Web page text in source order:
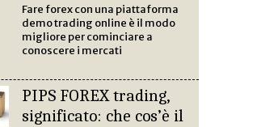
Fare forex con una piattaforma
demo trading online è il modo
migliore per cominciare a
conoscere i mercati
PIPS FOREX trading,
significato: che cos’è il